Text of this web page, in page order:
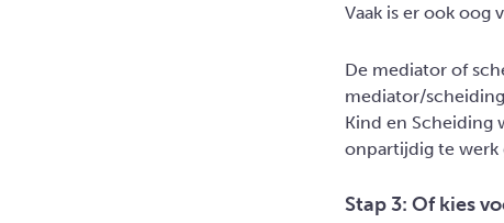
Vaak is er ook oog
De mediator of
mediator/
Kind en Scheiding
onpartijdig te werk
Stap 3: Of kies